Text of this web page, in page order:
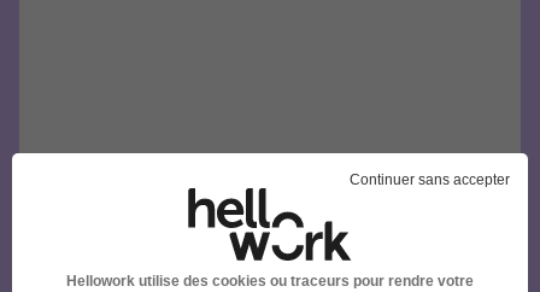
Continuer sans accepter
Hellowork utilise des cookies ou traceurs pour rendre votre